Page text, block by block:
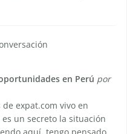
en Perú por
expat.com vivo en
un secreto la situación